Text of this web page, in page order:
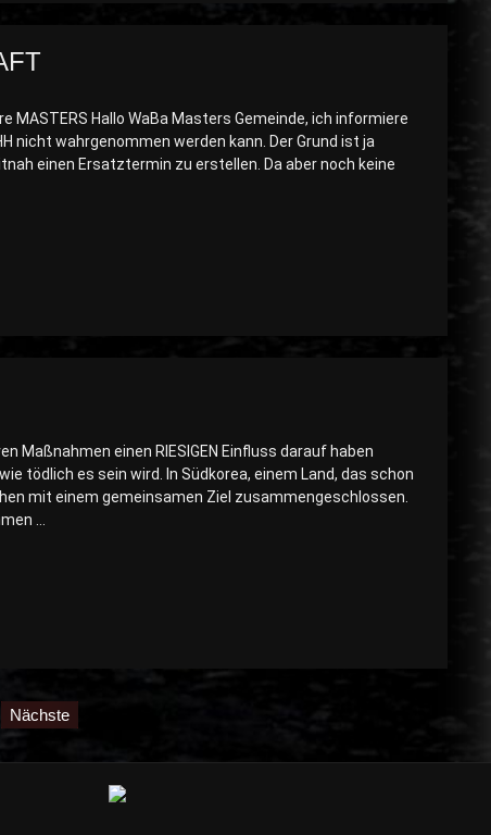
MASTERS Hallo WaBa Masters Gemeinde, ich informiere
nicht wahrgenommen werden kann. Der Grund ist ja
einen Ersatztermin zu erstellen. Da aber noch keine
Maßnahmen einen RIESIGEN Einfluss darauf haben
tödlich es sein wird. In Südkorea, einem Land, das schon
mit einem gemeinsamen Ziel zusammengeschlossen.
…
Nächste